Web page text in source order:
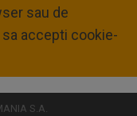
sau de
accepti cookie-
S.A.